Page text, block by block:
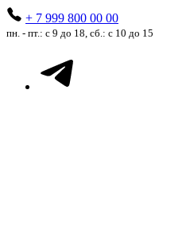
+ 7 999 800 00 00
пн. - пт.: с 9 до 18, сб.: с 10 до 15